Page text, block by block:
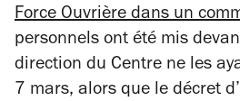
Force Ouvrièredans un
personnels ont été mis
direction du Centre ne les
7 mars, alors que le décret